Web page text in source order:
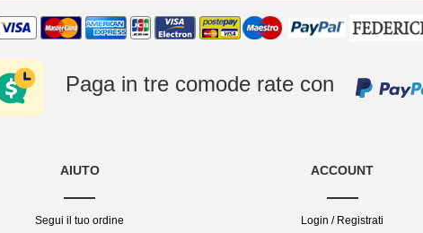
Paga in tre comode rate con
AIUTO
Segui il tuo ordine
ACCOUNT
Login / Registrati